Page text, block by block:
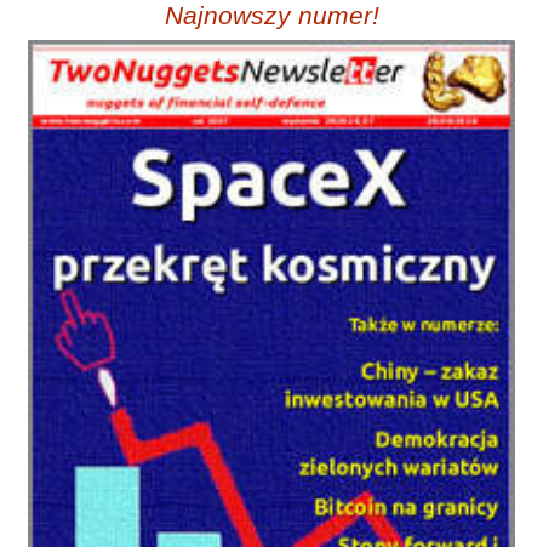
Najnowszy numer!